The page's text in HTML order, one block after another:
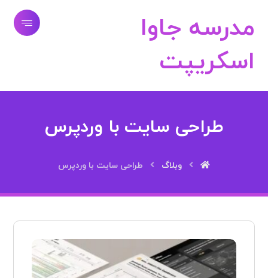
مدرسه جاوا
اسکریپت
طراحی سایت با وردپرس
وبلاگ طراحی سایت با وردپرس